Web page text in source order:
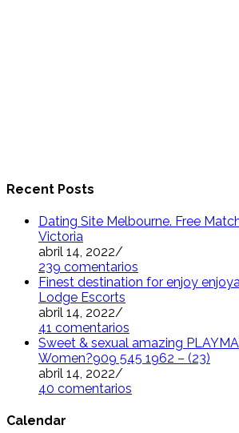
Recent Posts
Dating Site Melbourne. Free
Victoria
abril 14, 2022/
239 comentarios
Finest destination for enjoy
Lodge Escorts
abril 14, 2022/
41 comentarios
Sweet & sexual amazing
Women?909 545 1962 – (23)
abril 14, 2022/
40 comentarios
Calendar